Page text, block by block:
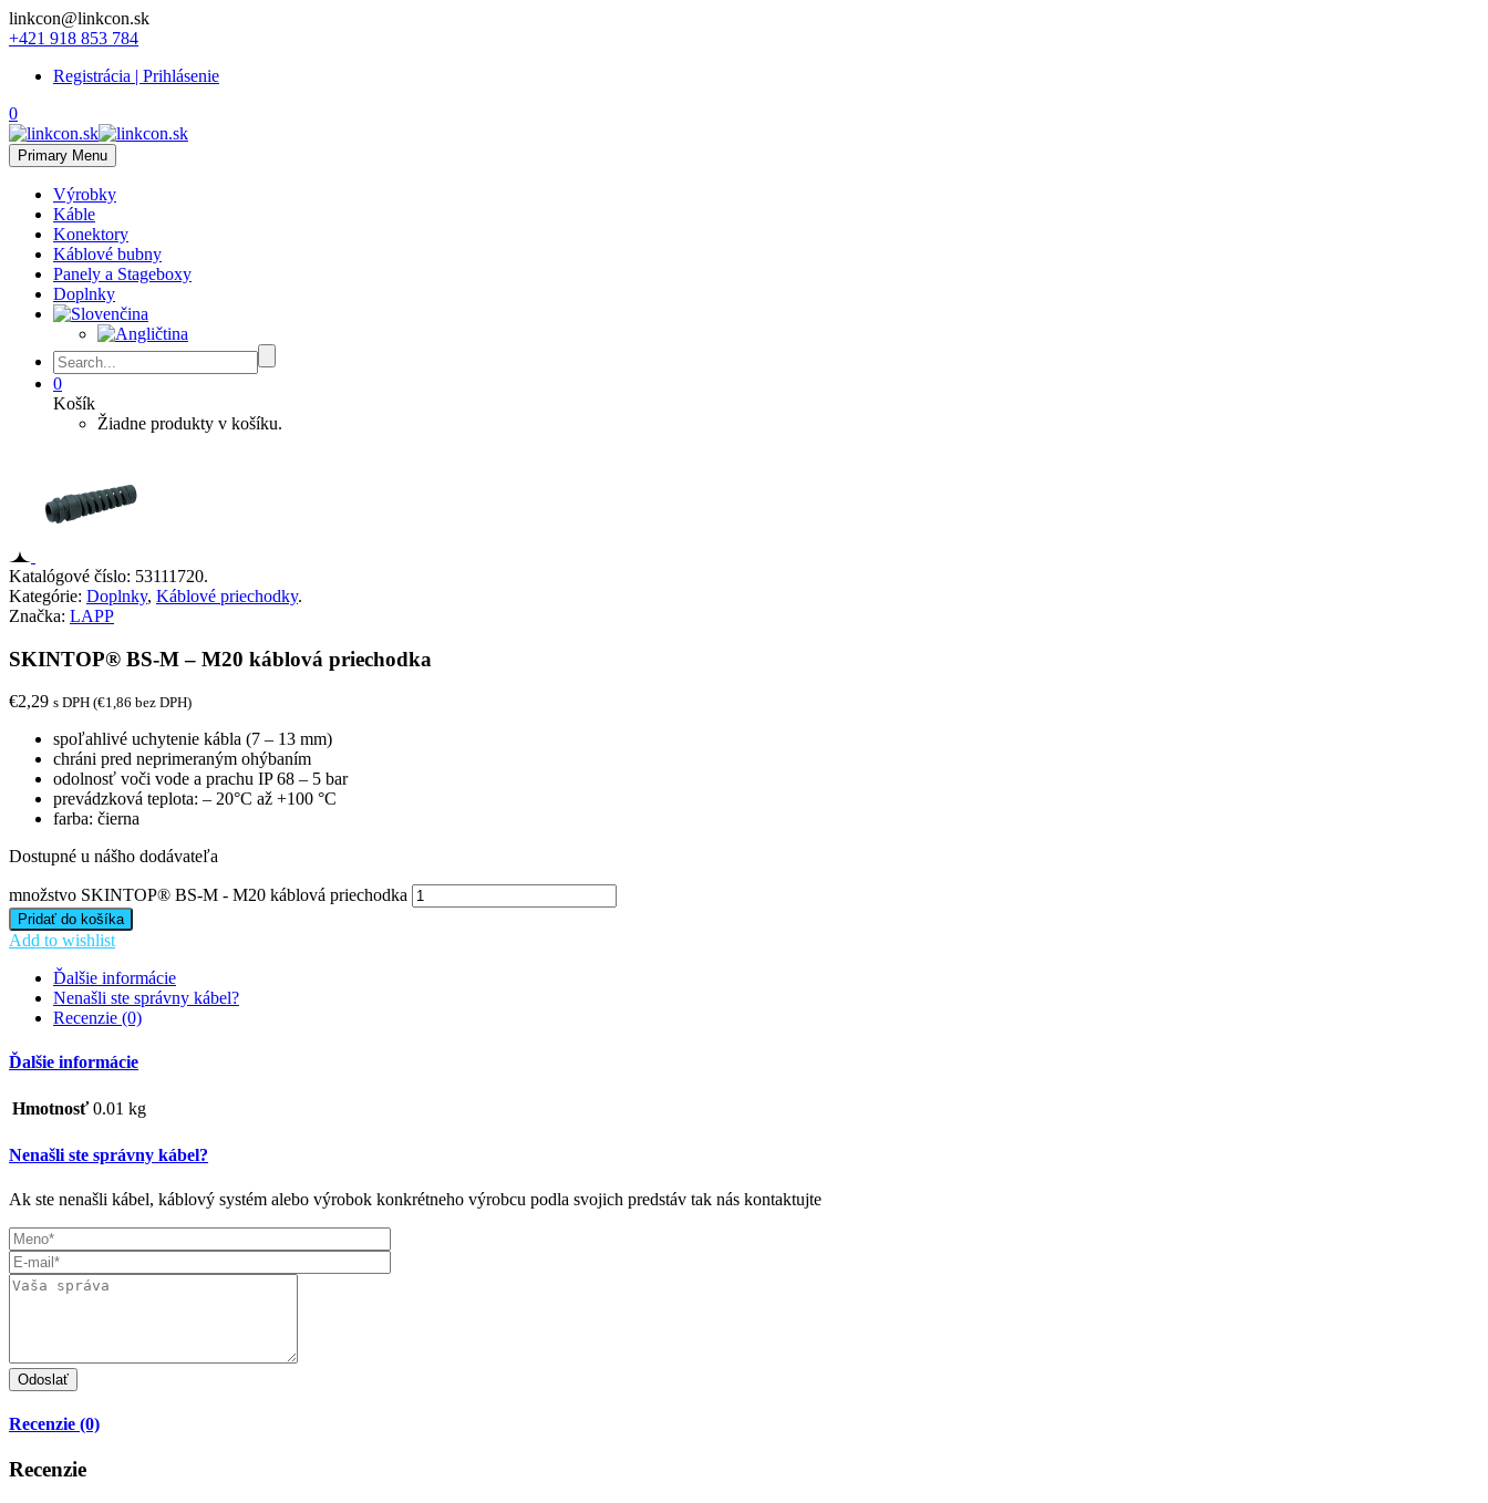
linkcon@linkcon.sk
+421 918 853 784
Registrácia | Prihlásenie
0
Primary Menu
Výrobky
Káble
Konektory
Káblové bubny
Panely a Stageboxy
Doplnky
0
Košík
Žiadne produkty v košíku.
Katalógové číslo: 53111720.
Kategórie: Doplnky, Káblové priechodky.
Značka: LAPP
SKINTOP® BS-M – M20 káblová priechodka
€2,29 s DPH (€1,86 bez DPH)
spoľahlivé uchytenie kábla (7 – 13 mm)
chráni pred neprimeraným ohýbaním
odolnosť voči vode a prachu IP 68 – 5 bar
prevádzková teplota: – 20°C až +100 °C
farba: čierna
Dostupné u nášho dodávateľa
množstvo SKINTOP® BS-M - M20 káblová priechodka
Pridať do košíka
Add to wishlist
Ďalšie informácie
Nenašli ste správny kábel?
Recenzie (0)
Ďalšie informácie
Hmotnosť 0.01 kg
Nenašli ste správny kábel?
Ak ste nenašli kábel, káblový systém alebo výrobok konkrétneho výrobcu podla svojich predstáv tak nás kontaktujte
Recenzie (0)
Recenzie